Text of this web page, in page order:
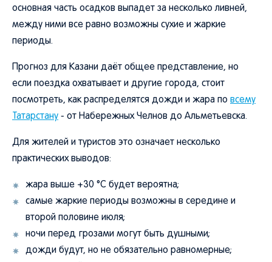
основная часть осадков выпадет за несколько ливней,
между ними все равно возможны сухие и жаркие
периоды.
Прогноз для Казани даёт общее представление, но
если поездка охватывает и другие города, стоит
посмотреть, как распределятся дожди и жара по всему
Татарстану - от Набережных Челнов до Альметьевска.
Для жителей и туристов это означает несколько
практических выводов:
жара выше +30 °C будет вероятна;
самые жаркие периоды возможны в середине и
второй половине июля;
ночи перед грозами могут быть душными;
дожди будут, но не обязательно равномерные;